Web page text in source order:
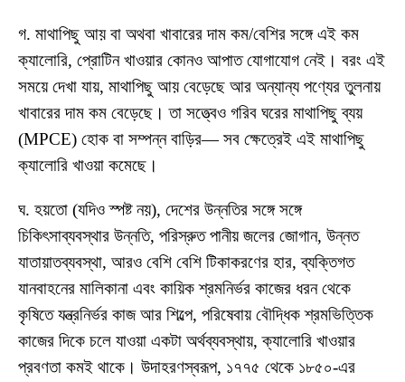
গ. মাথাপিছু আয় বা অথবা খাবারের দাম কম/বেশির সঙ্গে এই কম
ক্যালোরি, প্রোটিন খাওয়ার কোনও আপাত যোগাযোগ নেই। বরং এই
সময়ে দেখা যায়, মাথাপিছু আয় বেড়েছে আর অন্যান্য পণ্যের তুলনায়
খাবারের দাম কম বেড়েছে। তা সত্ত্বেও গরিব ঘরের মাথাপিছু ব্যয়
(MPCE) হোক বা সম্পন্ন বাড়ির— সব ক্ষেত্রেই এই মাথাপিছু
ক্যালোরি খাওয়া কমেছে।
ঘ. হয়তো (যদিও স্পষ্ট নয়), দেশের উন্নতির সঙ্গে সঙ্গে
চিকিৎসাব্যবস্থার উন্নতি, পরিস্রুত পানীয় জলের জোগান, উন্নত
যাতায়াতব্যবস্থা, আরও বেশি বেশি টিকাকরণের হার, ব্যক্তিগত
যানবাহনের মালিকানা এবং কায়িক শ্রমনির্ভর কাজের ধরন থেকে
কৃষিতে যন্ত্রনির্ভর কাজ আর শিল্পে, পরিষেবায় বৌদ্ধিক শ্রমভিত্তিক
কাজের দিকে চলে যাওয়া একটা অর্থব্যবস্থায়, ক্যালোরি খাওয়ার
প্রবণতা কমই থাকে। উদাহরণস্বরূপ, ১৭৭৫ থেকে ১৮৫০-এর